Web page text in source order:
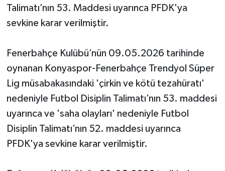
Talimatı’nın 53. Maddesi uyarınca PFDK'ya
sevkine karar verilmiştir.
Fenerbahçe Kulübü’nün 09.05.2026 tarihinde
oynanan Konyaspor-Fenerbahçe Trendyol Süper
Lig müsabakasındaki 'çirkin ve kötü tezahüratı'
nedeniyle Futbol Disiplin Talimatı’nın 53. maddesi
uyarınca ve 'saha olayları' nedeniyle Futbol
Disiplin Talimatı’nın 52. maddesi uyarınca
PFDK'ya sevkine karar verilmiştir.